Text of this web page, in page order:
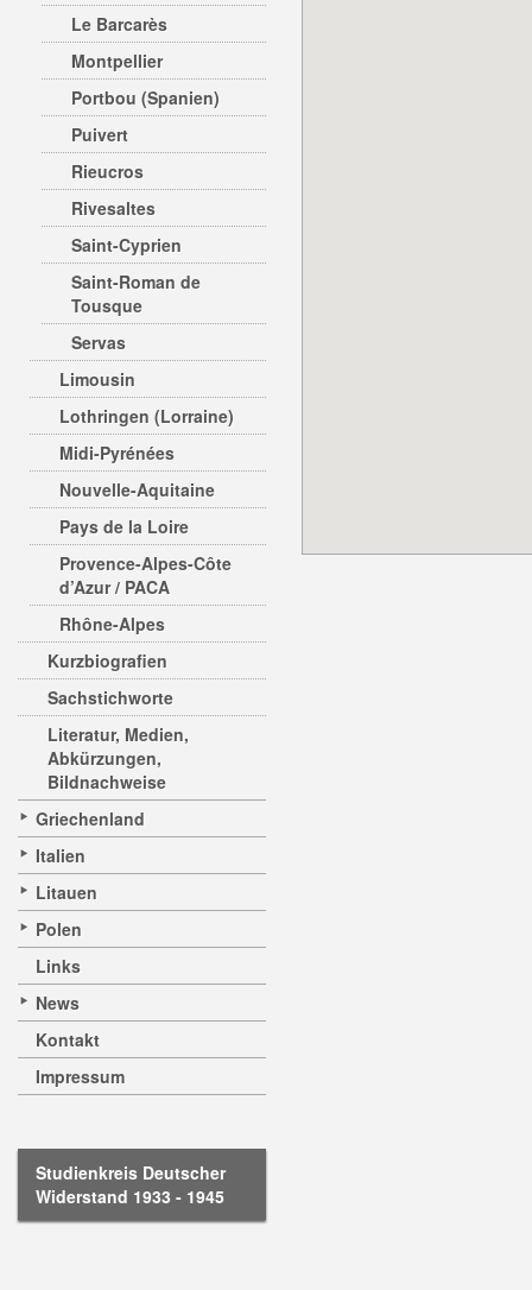
Le Barcarès
Montpellier
Portbou (Spanien)
Puivert
Rieucros
Rivesaltes
Saint-Cyprien
Saint-Roman de
Tousque
Servas
Limousin
Lothringen (Lorraine)
Midi-Pyrénées
Nouvelle-Aquitaine
Pays de la Loire
Provence-Alpes-Côte
d’Azur / PACA
Rhône-Alpes
Kurzbiografien
Sachstichworte
Literatur, Medien,
Abkürzungen,
Bildnachweise
Griechenland
Italien
Litauen
Polen
Links
News
Kontakt
Impressum
Studienkreis Deutscher
Widerstand 1933 - 1945